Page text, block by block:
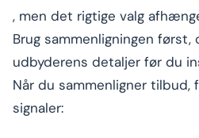
, men det rigtige valg
Brug sammenligningen
udbyderens detaljer før du
Når du sammenligner tilbud,
signaler: